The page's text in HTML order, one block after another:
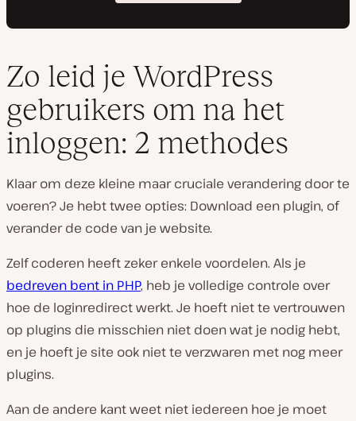
Zo leid je WordPress
gebruikers om na het
inloggen: 2 methodes
Klaar om deze kleine maar cruciale verandering door te
voeren? Je hebt twee opties: Download een plugin, of
verander de code van je website.
Zelf coderen heeft zeker enkele voordelen. Als je
bedreven bent in PHP, heb je volledige controle over
hoe de loginredirect werkt. Je hoeft niet te vertrouwen
op plugins die misschien niet doen wat je nodig hebt,
en je hoeft je site ook niet te verzwaren met nog meer
plugins.
Aan de andere kant weet niet iedereen hoe je moet